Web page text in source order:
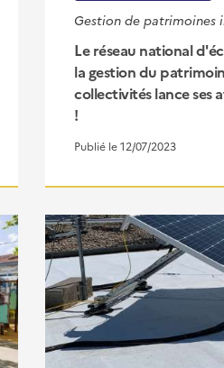
Gestion de patrimoines
Le réseau national
la gestion du
collectivités lance ses
!
Publié le 12/07/2023